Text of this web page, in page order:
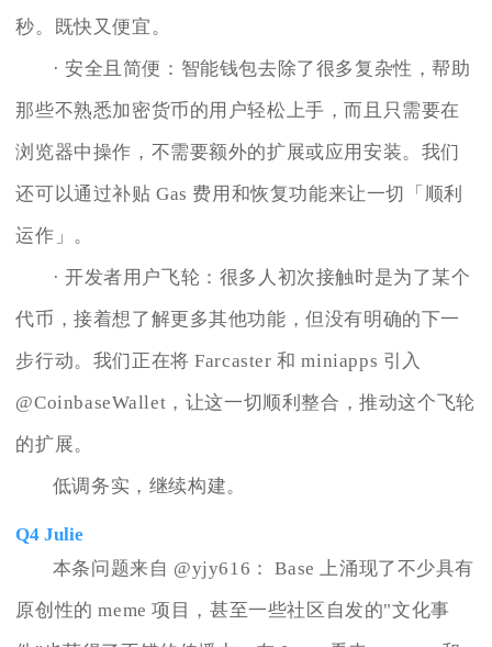
秒。既快又便宜。
· 安全且简便：智能钱包去除了很多复杂性，帮助
那些不熟悉加密货币的用户轻松上手，而且只需要在
浏览器中操作，不需要额外的扩展或应用安装。我们
还可以通过补贴 Gas 费用和恢复功能来让一切「顺利
运作」。
· 开发者用户飞轮：很多人初次接触时是为了某个
代币，接着想了解更多其他功能，但没有明确的下一
步行动。我们正在将 Farcaster 和 miniapps 引入
@CoinbaseWallet，让这一切顺利整合，推动这个飞轮
的扩展。
低调务实，继续构建。
Q4 Julie
本条问题来自 @yjy616： Base 上涌现了不少具有
原创性的 meme 项目，甚至一些社区自发的"文化事